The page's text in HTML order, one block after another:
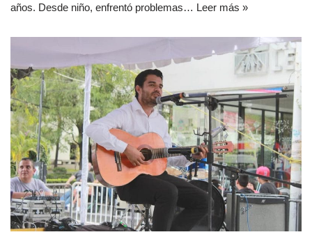
años. Desde niño, enfrentó problemas… Leer más »